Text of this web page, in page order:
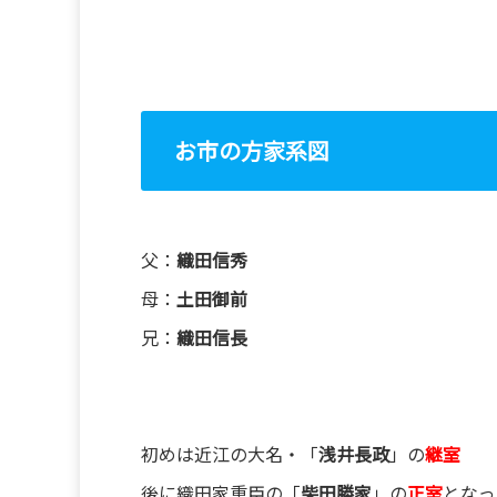
お市の方家系図
父： 織田信秀
母： 土田御前
兄： 織田信長
初めは近江の大名・「浅井長政」の継室
後に織田家重臣の「柴田勝家 」の正室とな